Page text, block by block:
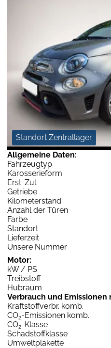
Standort Zentrallager
Allgemeine Daten:
Fahrzeugtyp
Karosserieform
Erst-Zul.
Getriebe
Kilometerstand
Anzahl der Türen
Farbe
Standort
Lieferzeit
Unsere Nummer
Motor:
kW / PS
Treibstoff
Hubraum
Verbrauch und Emissionen
Kraftstoffverbr. komb.
CO2-Emissionen komb.
CO2-Klasse
Schadstoffklasse
Umweltplakette